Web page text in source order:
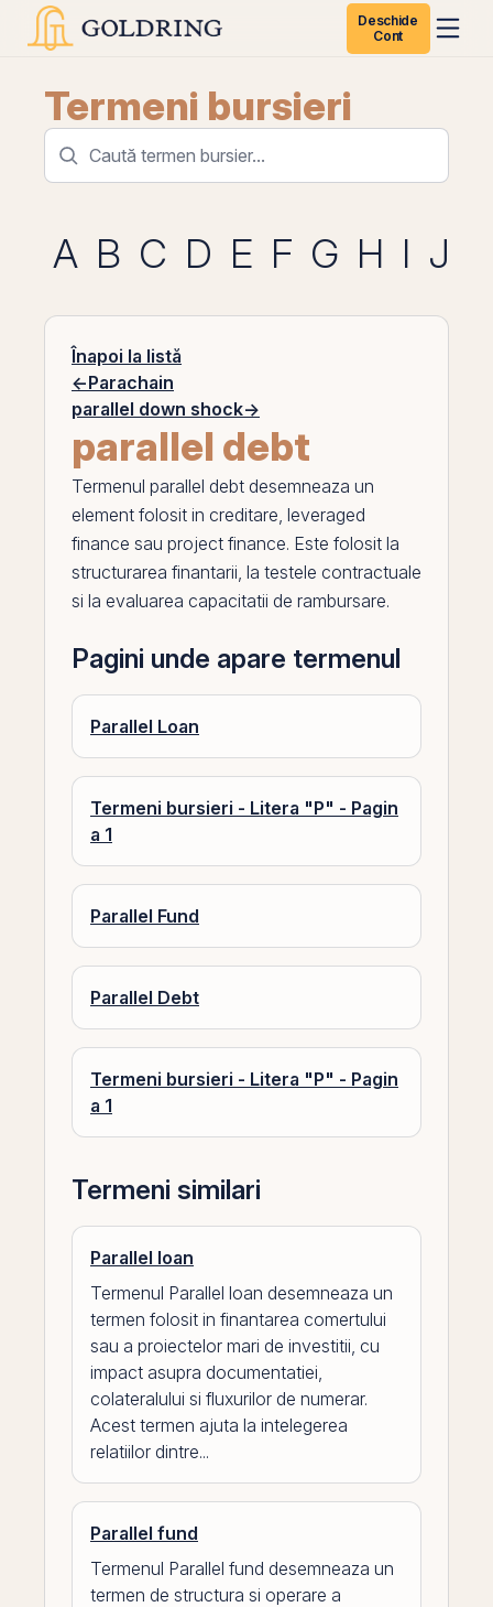
Deschide
Cont
Termeni bursieri
A B C D E F G H I J
Înapoi la listă
←Parachain
parallel down shock→
parallel debt
Termenul parallel debt desemneaza un
element folosit in creditare, leveraged
finance sau project finance. Este folosit la
structurarea finantarii, la testele contractuale
si la evaluarea capacitatii de rambursare.
Pagini unde apare termenul
Parallel Loan
Termeni bursieri - Litera "P" - Pagin
a 1
Parallel Fund
Parallel Debt
Termeni bursieri - Litera "P" - Pagin
a 1
Termeni similari
Parallel loan
Termenul Parallel loan desemneaza un
termen folosit in finantarea comertului
sau a proiectelor mari de investitii, cu
impact asupra documentatiei,
colateralului si fluxurilor de numerar.
Acest termen ajuta la intelegerea
relatiilor dintre...
Parallel fund
Termenul Parallel fund desemneaza un
termen de structura si operare a